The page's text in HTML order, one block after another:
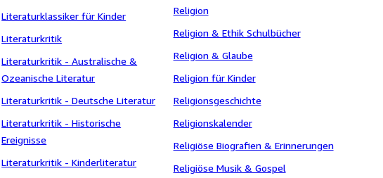
Literaturklassiker für Kinder
Literaturkritik
Literaturkritik - Australische &
Ozeanische Literatur
Literaturkritik - Deutsche Literatur
Literaturkritik - Historische
Ereignisse
Literaturkritik - Kinderliteratur
Religion
Religion & Ethik Schulbücher
Religion & Glaube
Religion für Kinder
Religionsgeschichte
Religionskalender
Religiöse Biografien & Erinnerungen
Religiöse Musik & Gospel